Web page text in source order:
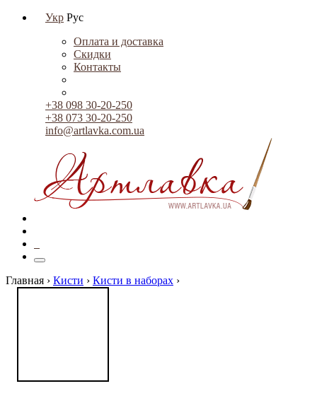
Укр Рус
Оплата и доставка
Скидки
Контакты
+38 098 30-20-250
+38 073 30-20-250
info@artlavka.com.ua
Главная › Кисти › Кисти в наборах ›